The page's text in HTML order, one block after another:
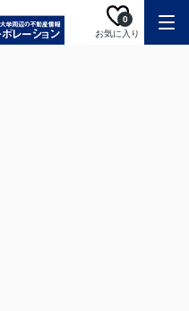
お気に入り
0